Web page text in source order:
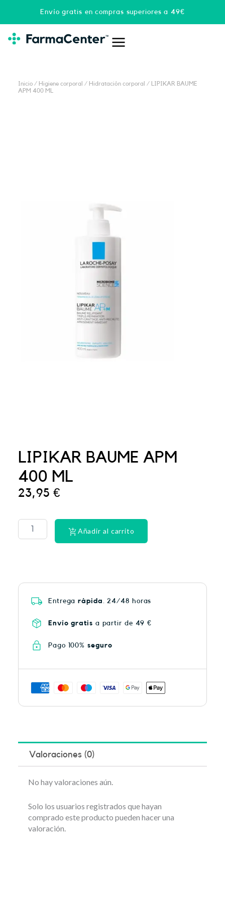
Envío gratis en compras superiores a 49€
Inicio / Higiene corporal / Hidratación corporal
/ LIPIKAR BAUME
APM 400 ML
LIPIKAR BAUME APM
400 ML
23,95€
ULTRA
HEAT
PLUS
Añadir al carrito
Entregarápida . 24/48 horas
Envío gratis a partir de 49 €
Pago 100% seguro
Valoraciones (0)
No hay valoraciones aún.
Solo los usuarios registrados que hayan
comprado este producto pueden hacer una
valoración.